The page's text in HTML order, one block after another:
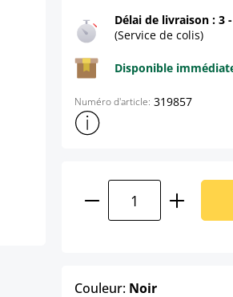
Délai de livraison : 3
(Service de colis)
Disponible
Numéro d'article: 319857
Afficher plus d'informations
Quantité de
Couleur: Noirselect